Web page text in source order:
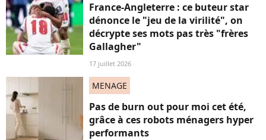
France-Angleterre : ce buteur star
dénonce le "jeu de la virilité", on
décrypte ses mots pas très "frères
Gallagher"
17 juillet 2026
MENAGE
Pas de burn out pour moi cet été,
grâce à ces robots ménagers hyper
performants